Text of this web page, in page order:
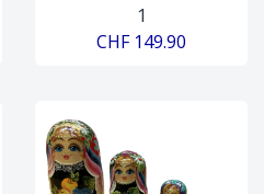
1
CHF 149.90